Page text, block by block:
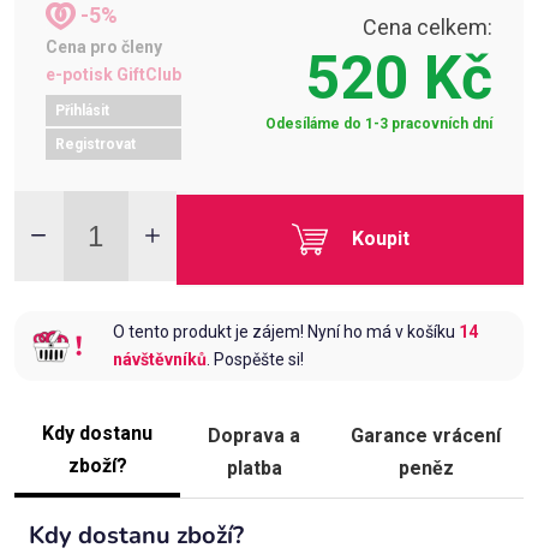
-5%
Cena pro členy
e-potisk GiftClub
Přihlásit
Registrovat
Cena celkem:
520 Kč
Odesíláme do 1-3 pracovních dní
Koupit
O tento produkt je zájem! Nyní ho má v košíku 14
návštěvníků. Pospěšte si!
Kdy dostanu
zboží?
Doprava a
platba
Garance vrácení
peněz
Kdy dostanu zboží?